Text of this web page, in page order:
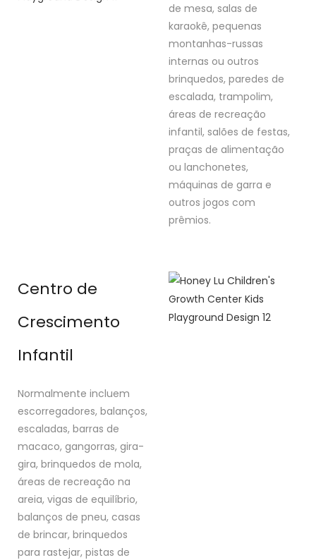
de mesa, salas de
karaokê, pequenas
montanhas-russas
internas ou outros
brinquedos, paredes de
escalada, trampolim,
áreas de recreação
infantil, salões de festas,
praças de alimentação
ou lanchonetes,
máquinas de garra e
outros jogos com
prêmios.
Centro de
Crescimento
Infantil
Normalmente incluem
escorregadores, balanços,
escaladas, barras de
macaco, gangorras, gira-
gira, brinquedos de mola,
áreas de recreação na
areia, vigas de equilíbrio,
balanços de pneu, casas
de brincar, brinquedos
para rastejar, pistas de